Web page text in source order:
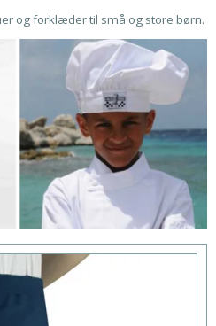
og forklæder til små og store børn.